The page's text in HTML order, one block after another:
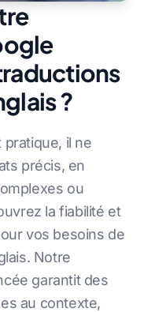
?
pratique, il ne
précis, en
ou
la fiabilité et
vos besoins de
Notre
garantit des
au contexte,